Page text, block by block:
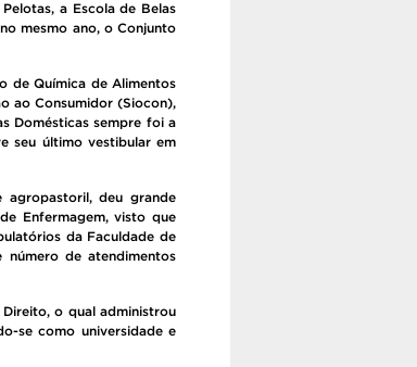
a Escola de Belas
mesmo ano, o Conjunto
de Química de Alimentos
ao Consumidor (Siocon),
Domésticas sempre foi a
seu último vestibular em
agropastoril, deu grande
Enfermagem, visto que
da Faculdade de
número de atendimentos
o qual administrou
se como universidade e